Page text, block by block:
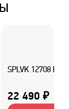
SPLVK 12708 B2
22 490 ₽